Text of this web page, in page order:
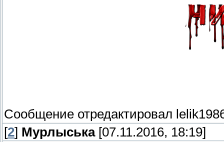
Сообщение отредактировал
[2] Мурлыська[07.11.2016, 18:19]